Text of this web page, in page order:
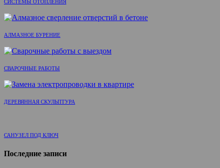
АЛМАЗНОЕ БУРЕНИЕ
СВАРОЧНЫЕ РАБОТЫ
ДЕРЕВЯННАЯ СКУЛЬПТУРА
САНУЗЕЛ ПОД КЛЮЧ
Последние записи